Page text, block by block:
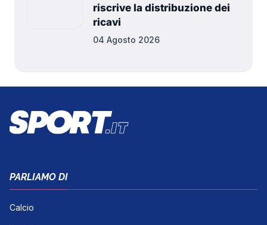
riscrive la distribuzione dei
ricavi
04 Agosto 2026
PARLIAMO DI
Calcio